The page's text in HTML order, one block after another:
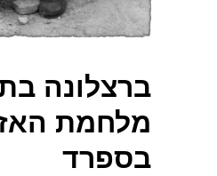
ברצלונה
מלחמת
בספרד